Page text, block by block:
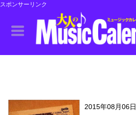
スポンサーリンク
2015年08月06日